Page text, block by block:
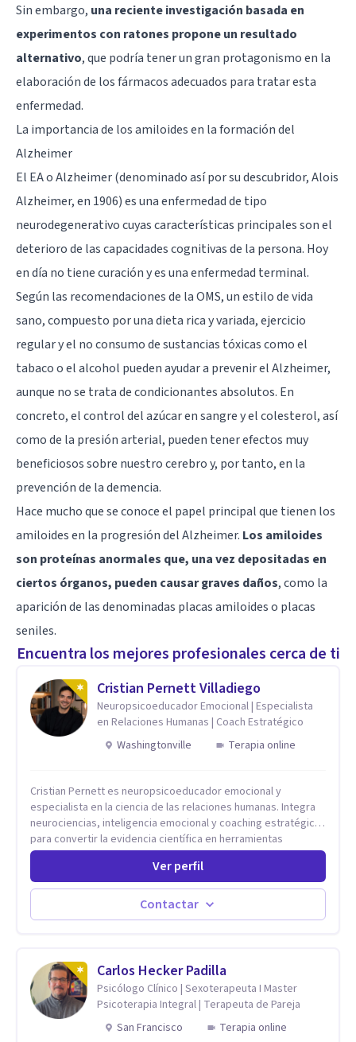
Sin embargo, una reciente investigación basada en
experimentos con ratones propone un resultado
alternativo, que podría tener un gran protagonismo en la
elaboración de los fármacos adecuados para tratar esta
enfermedad.
La importancia de los amiloides en la formación del
Alzheimer
El EA o Alzheimer (denominado así por su descubridor, Alois
Alzheimer, en 1906) es una enfermedad de tipo
neurodegenerativo cuyas características principales son el
deterioro de las capacidades cognitivas de la persona. Hoy
en día no tiene curación y es una enfermedad terminal.
Según las recomendaciones de la OMS, un estilo de vida
sano, compuesto por una dieta rica y variada, ejercicio
regular y el no consumo de sustancias tóxicas como el
tabaco o el alcohol pueden ayudar a prevenir el Alzheimer,
aunque no se trata de condicionantes absolutos. En
concreto, el control del azúcar en sangre y el colesterol, así
como de la presión arterial, pueden tener efectos muy
beneficiosos sobre nuestro cerebro y, por tanto, en la
prevención de la demencia.
Hace mucho que se conoce el papel principal que tienen los
amiloides en la progresión del Alzheimer. Los amiloides
son proteínas anormales que, una vez depositadas en
ciertos órganos, pueden causar graves daños, como la
aparición de las denominadas placas amiloideso placas
seniles.
Encuentra los mejores profesionales cerca de ti
Cristian Pernett Villadiego
Neuropsicoeducador Emocional | Especialista
en Relaciones Humanas | Coach Estratégico
Washingtonville
Terapia online
Cristian Pernett es neuropsicoeducador emocional y
especialista en la ciencia de las relaciones humanas. Integra
neurociencias, inteligencia emocional y coaching estratégico
para convertir la evidencia científica en herramientas
prácticas que mejoran la forma en que las personas viven,
aman, lideran y se comunican. Con más de 20 años de
experiencia, acompaña a personas, parejas y líderes en
procesos de desarrollo personal y profesional. Su trabajo se
centra en la regulación emocional, las relaciones de pareja, la
neurociencias y estrategias de cambio basadas en evidencia
para fortalecer la autoestima, desarrollar habilidades
socioemocionales y promover cambios sostenibles. Como
divulgador científico, acerca la psicología y las neurociencias
a la vida cotidiana mediante contenidos claros, rigurosos y
Ver perfil
Contactar
Carlos Hecker Padilla
Psicólogo Clínico | Sexoterapeuta I Master
Psicoterapia Integral | Terapeuta de Pareja
San Francisco
Terapia online